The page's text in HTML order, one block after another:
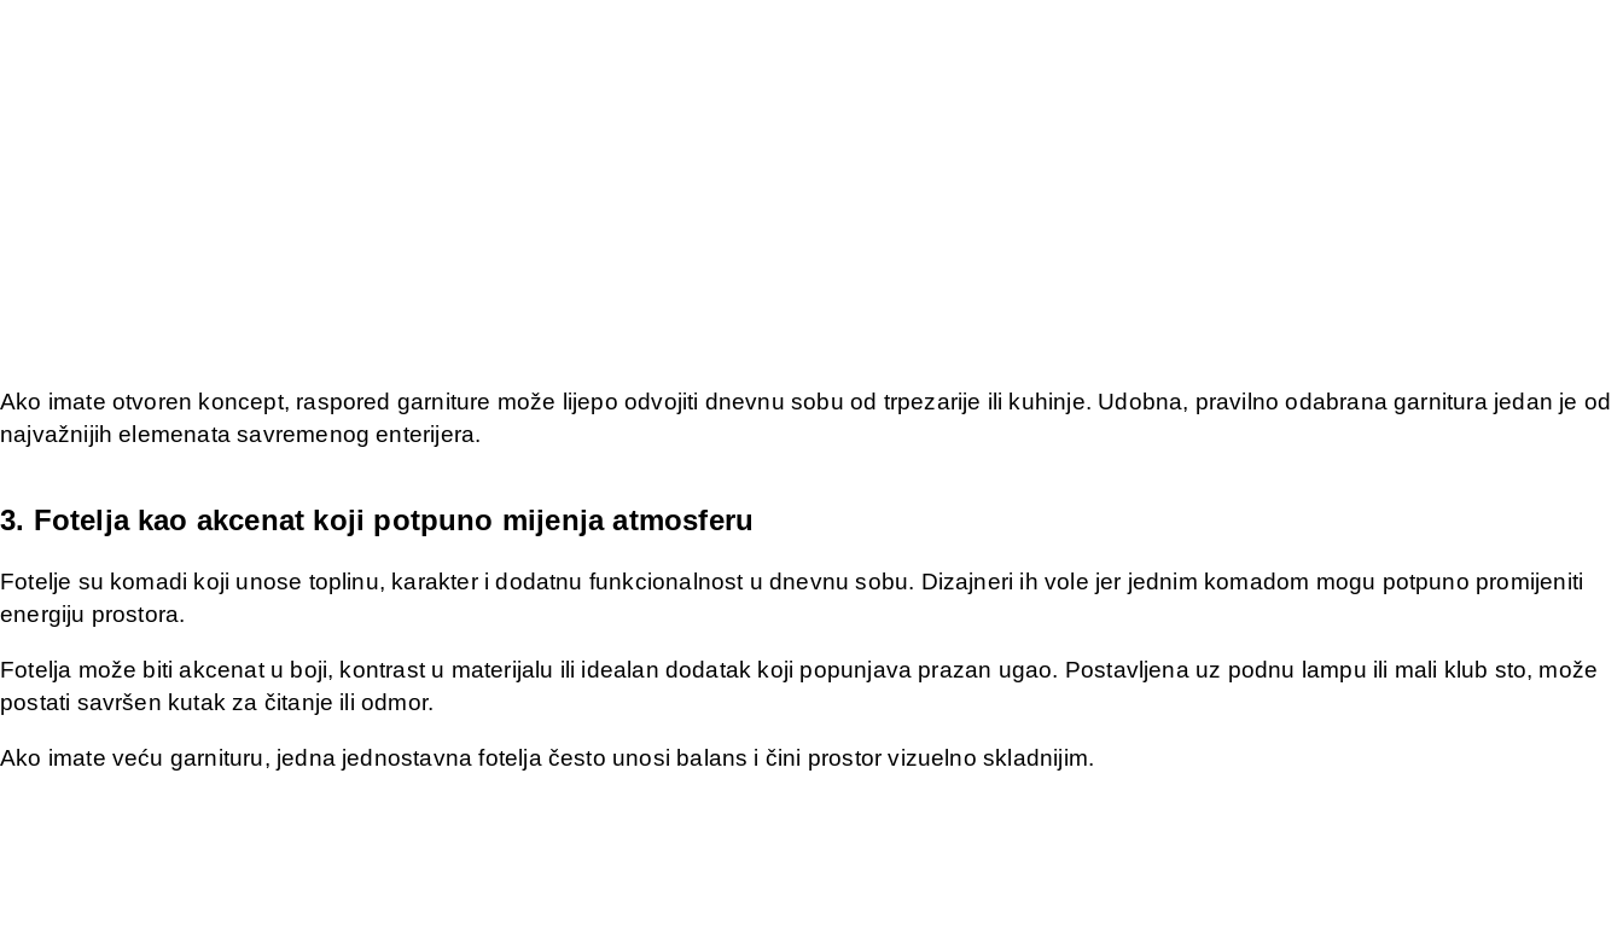
Ako imate otvoren koncept, raspored garniture može lijepo odvojiti dnevnu sobu od trpezarije ili kuhinje. Udobna, pravilno odabrana garnitura jedan je od
najvažnijih elemenata savremenog enterijera.
3. Fotelja kao akcenat koji potpuno mijenja atmosferu
Fotelje su komadi koji unose toplinu, karakter i dodatnu funkcionalnost u dnevnu sobu. Dizajneri ih vole jer jednim komadom mogu potpuno promijeniti
energiju prostora.
Fotelja može biti akcenat u boji, kontrast u materijalu ili idealan dodatak koji popunjava prazan ugao. Postavljena uz podnu lampu ili mali klub sto, može
postati savršen kutak za čitanje ili odmor.
Ako imate veću garnituru, jedna jednostavna fotelja često unosi balans i čini prostor vizuelno skladnijim.